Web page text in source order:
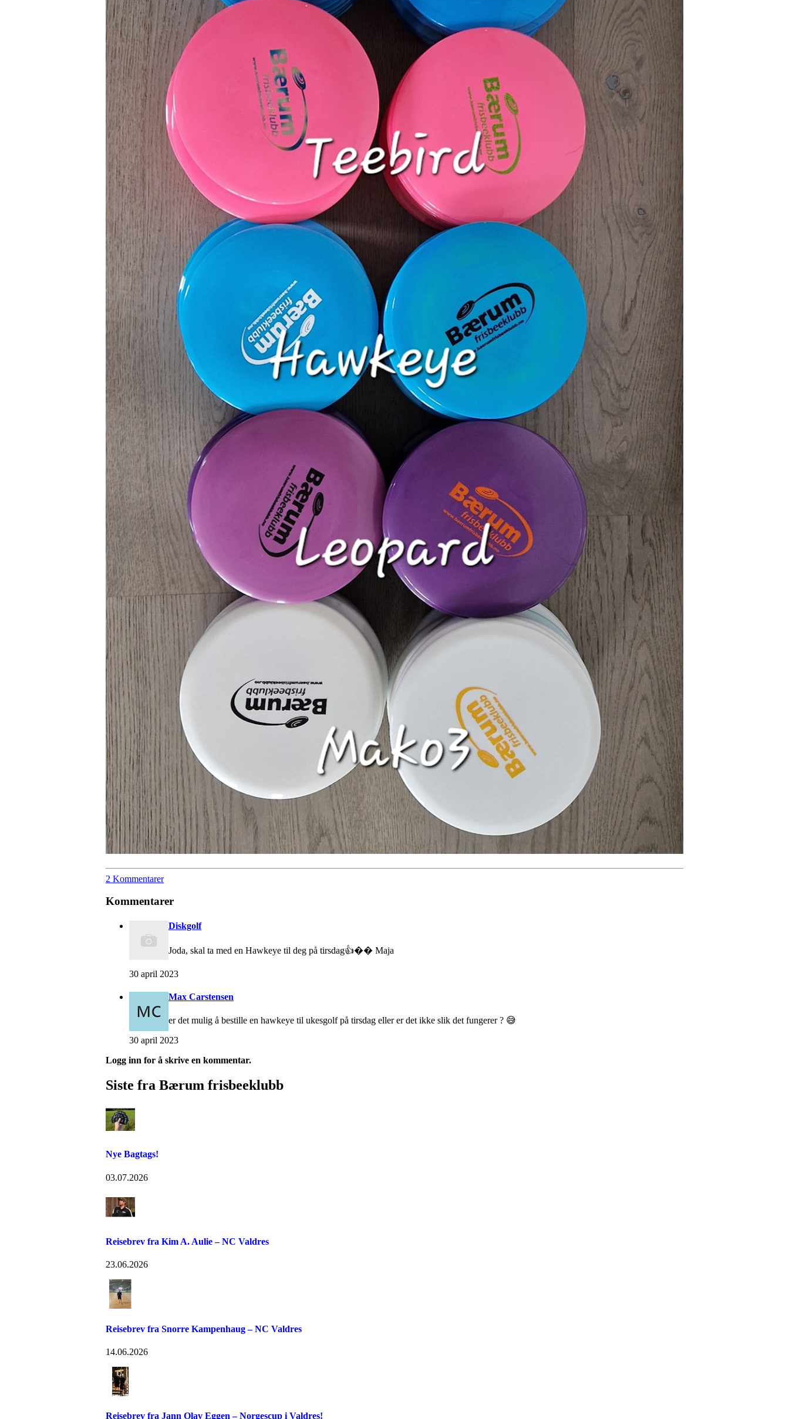
2 Kommentarer
Kommentarer
Diskgolf
Joda, skal ta med en Hawkeye til deg på tirsdag👍�� Maja
30 april 2023
Max Carstensen
er det mulig å bestille en hawkeye til ukesgolf på tirsdag eller er det ikke slik det fungerer ? 😅
30 april 2023
Logg inn for å skrive en kommentar.
Siste fra Bærum frisbeeklubb
Nye Bagtags!
03.07.2026
Reisebrev fra Kim A. Aulie – NC Valdres
23.06.2026
Reisebrev fra Snorre Kampenhaug – NC Valdres
14.06.2026
Reisebrev fra Jann Olav Eggen – Norgescup i Valdres!